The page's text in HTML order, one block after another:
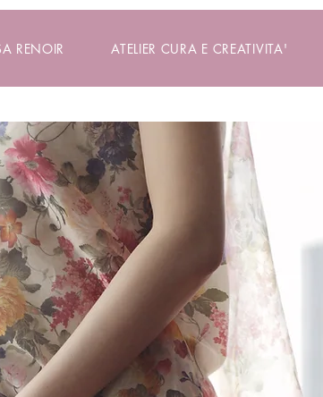
RENOIR ATELIER CURA E CREATIVITA'